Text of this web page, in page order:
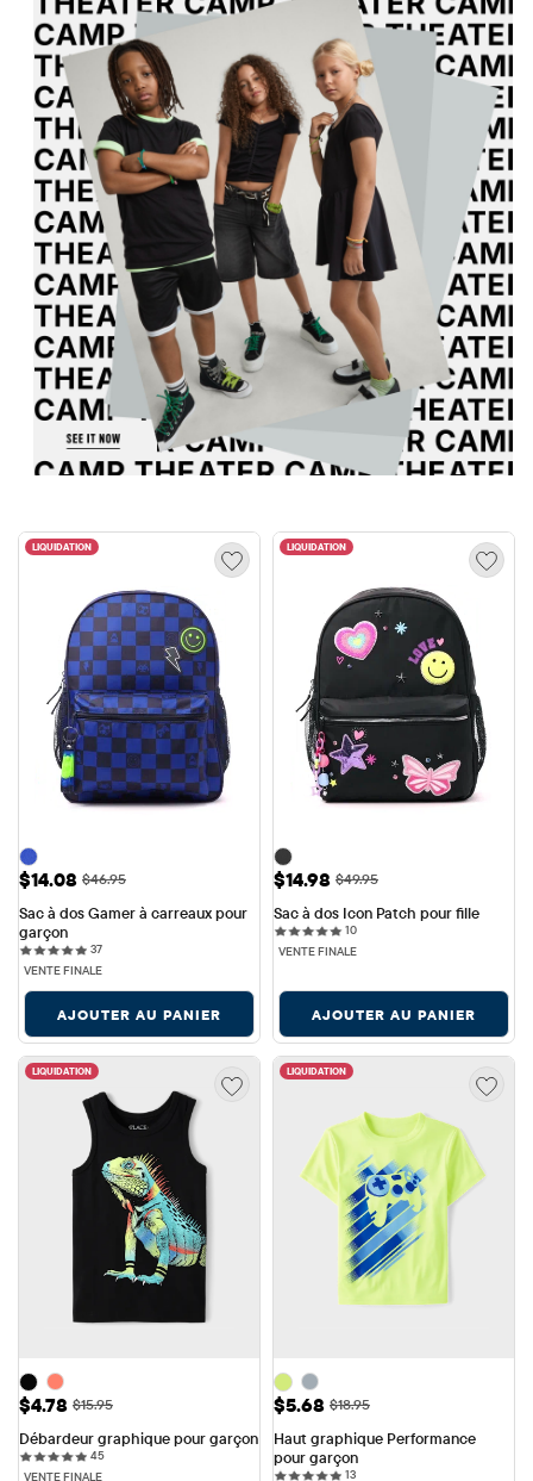
LIQUIDATION
Prix ​​de vente: $14.08
$14.08 Prix ​​d'origine: $46.95
$46.95
Sac à dos Gamer à carreaux pour
garçon
3737 reviews
VENTE FINALE
AJOUTER AU PANIER
LIQUIDATION
Prix ​​de vente: $14.98
$14.98 Prix ​​d'origine: $49.95
$49.95
Sac à dos Icon Patch pour fille
1010 reviews
VENTE FINALE
AJOUTER AU PANIER
LIQUIDATION
Prix ​​de vente: $4.78
$4.78 Prix ​​d'origine: $15.95
$15.95
Débardeur graphique pour garçon
4545 reviews
VENTE FINALE
LIQUIDATION
Prix ​​de vente: $5.68
$5.68 Prix ​​d'origine: $18.95
$18.95
Haut graphique Performance
pour garçon
1313 reviews